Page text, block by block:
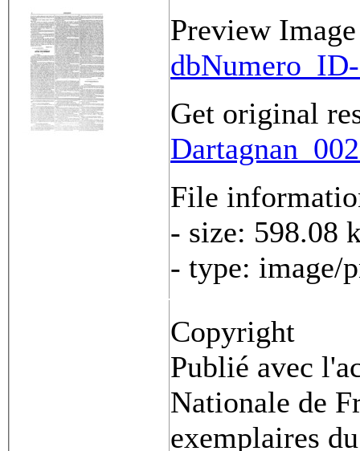
Preview Image
Get original
File
- size: 598.08
- type: image/
Copyright
Publié avec
Nationale de
exemplaires